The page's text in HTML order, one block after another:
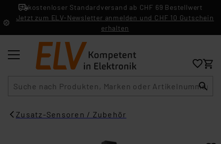
kostenloser Standardversand ab CHF 69 Bestellwert
Jetzt zum ELV-Newsletter anmelden und CHF 10 Gutschein
erhalten
Zusatz-Sensoren / Zubehör